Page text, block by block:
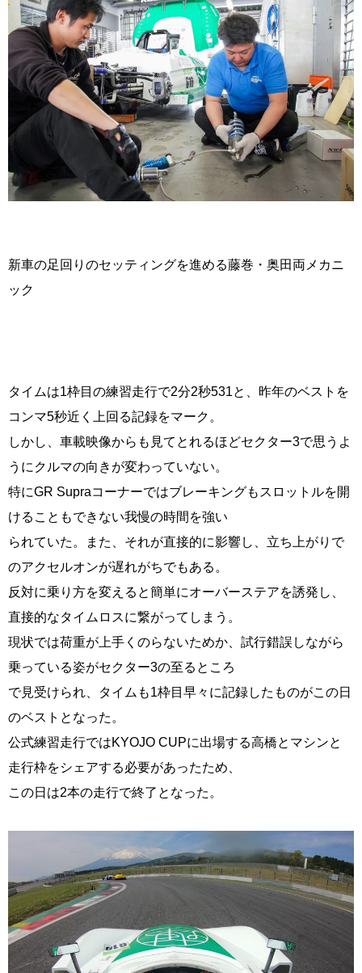
新車の足回りのセッティングを進める藤巻・奥田両メカニ
ック
タイムは1枠目の練習走行で2分2秒531と、昨年のベストを
コンマ5秒近く上回る記録をマーク。
しかし、車載映像からも見てとれるほどセクター3で思うよ
うにクルマの向きが変わっていない。
特にGR Supraコーナーではブレーキングもスロットルを開
けることもできない我慢の時間を強い
られていた。また、それが直接的に影響し、立ち上がりで
のアクセルオンが遅れがちでもある。
反対に乗り方を変えると簡単にオーバーステアを誘発し、
直接的なタイムロスに繋がってしまう。
現状では荷重が上手くのらないためか、試行錯誤しながら
乗っている姿がセクター3の至るところ
で見受けられ、タイムも1枠目早々に記録したものがこの日
のベストとなった。
公式練習走行ではKYOJO CUPに出場する高橋とマシンと
走行枠をシェアする必要があったため、
この日は2本の走行で終了となった。